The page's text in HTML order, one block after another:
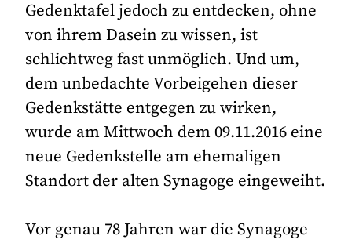
Gedenktafel jedoch zu entdecken, ohne
von ihrem Dasein zu wissen, ist
schlichtweg fast unmöglich. Und um,
dem unbedachte Vorbeigehen dieser
Gedenkstätte entgegen zu wirken,
wurde am Mittwoch dem 09.11.2016 eine
neue Gedenkstelle am ehemaligen
Standort der alten Synagoge eingeweiht.
Vor genau 78 Jahren war die Synagoge